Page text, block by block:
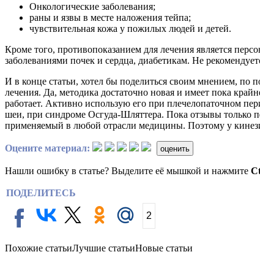
Онкологические заболевания;
раны и язвы в месте наложения тейпа;
чувствительная кожа у пожилых людей и детей.
Кроме того, противопоказанием для лечения является
заболеваниями почек и сердца, диабетикам. Не
И в конце статьи, хотел бы поделиться своим мнением, по
лечения. Да, методика достаточно новая и имеет пока
работает. Активно использую его при плечелопаточном
шеи, при синдроме Осгуда-Шляттера. Пока отзывы только
применяемый в любой отрасли медицины. Поэтому у
Оцените материал: оценить
Нашли ошибку в статье? Выделите её мышкой и нажмите
ПОДЕЛИТЕСЬ
2
Похожие статьиЛучшие статьиНовые статьи